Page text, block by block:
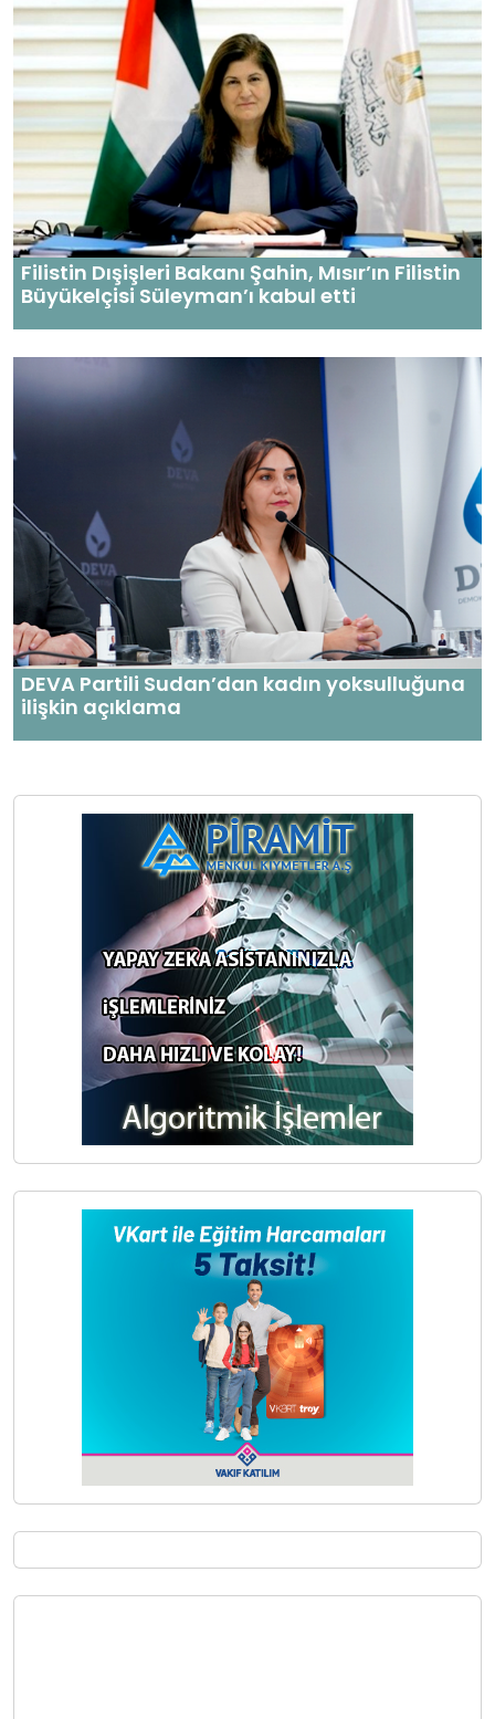
Filistin Dışişleri Bakanı Şahin, Mısır’ın Filistin
Büyükelçisi Süleyman’ı kabul etti
DEVA Partili Sudan’dan kadın yoksulluğuna
ilişkin açıklama